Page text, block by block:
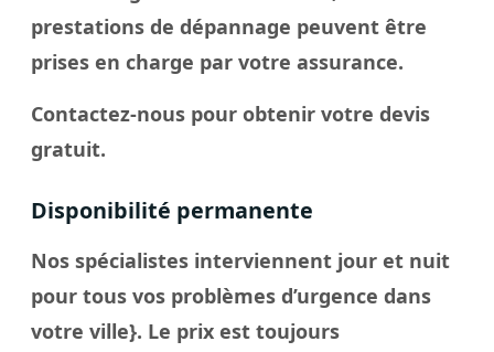
prestations de dépannage peuvent être
prises en charge par votre assurance.
Contactez-nous pour obtenir votre devis
gratuit.
Disponibilité permanente
Nos spécialistes interviennent jour et nuit
pour tous vos problèmes d’urgence dans
votre ville}. Le prix est toujours